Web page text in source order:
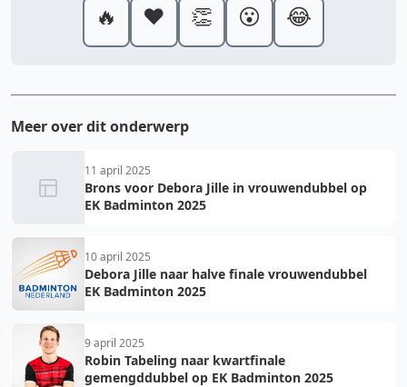
🔥 ❤️ 👏 😮 😂
Meer over dit onderwerp
11 april 2025
Brons voor Debora Jille in vrouwendubbel op
EK Badminton 2025
10 april 2025
Debora Jille naar halve finale vrouwendubbel
EK Badminton 2025
9 april 2025
Robin Tabeling naar kwartfinale
gemengddubbel op EK Badminton 2025